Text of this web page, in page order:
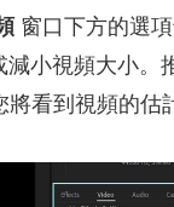
窗口下方的選
減小視頻大小。
看到視頻的估